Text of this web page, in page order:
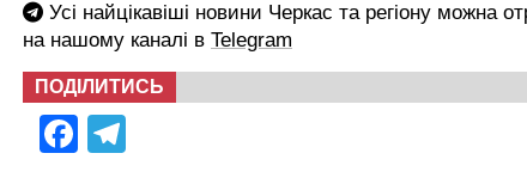
Усі найцікавіші новини Черкас та регіону можна
на нашому каналі в Telegram
ПОДІЛИТИСЬ
Facebook